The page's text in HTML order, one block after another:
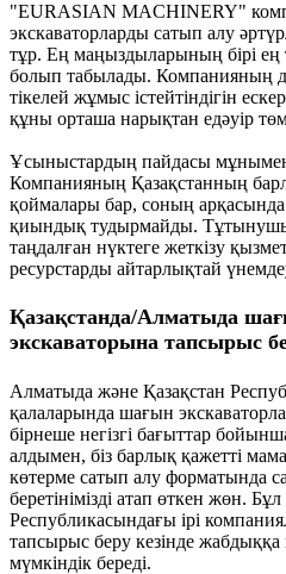
"EURASIAN MACHINERY"
экскаваторларды сатып алу
тұр. Ең маңыздыларының бірі ең
болып табылады. Компанияның
тікелей жұмыс істейтіндігін
құны орташа нарықтан едәуір
Ұсыныстардың пайдасы
Компанияның Қазақстанның
қоймалары бар, соның
қиындық тудырмайды.
таңдалған нүктеге жеткізу
ресурстарды айтарлықтай
Қазақстанда/Алматыда
экскаваторына тапсырыс
Алматыда және Қазақстан
қалаларында шағын
бірнеше негізгі бағыттар
алдымен, біз барлық қажетті
көтерме сатып алу форматында
беретінімізді атап өткен жөн.
Республикасындағы ірі
тапсырыс беру кезінде жабдыққа
мүмкіндік береді.